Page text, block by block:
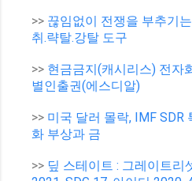
>> 끊임없이 전쟁을 부추기
취.략탈.강탈 도구
>> 현금금지(캐시리스) 전자
별인출권(에스디알)
>> 미국 달러 몰락, IMF SDR
화 부상과 금
>> 딮 스테이트 : 그레이트리